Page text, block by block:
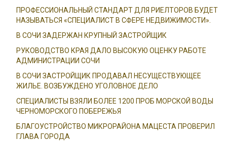
ПРОФЕССИОНАЛЬНЫЙ СТАНДАРТ ДЛЯ РИЕЛТОРОВ БУДЕТ
НАЗЫВАТЬСЯ «СПЕЦИАЛИСТ В СФЕРЕ НЕДВИЖИМОСТИ».
В СОЧИ ЗАДЕРЖАН КРУПНЫЙ ЗАСТРОЙЩИК
РУКОВОДСТВО КРАЯ ДАЛО ВЫСОКУЮ ОЦЕНКУ РАБОТЕ
АДМИНИСТРАЦИИ СОЧИ
В СОЧИ ЗАСТРОЙЩИК ПРОДАВАЛ НЕСУЩЕСТВУЮЩЕЕ
ЖИЛЬЕ. ВОЗБУЖДЕНО УГОЛОВНОЕ ДЕЛО
СПЕЦИАЛИСТЫ ВЗЯЛИ БОЛЕЕ 1200 ПРОБ МОРСКОЙ ВОДЫ
ЧЕРНОМОРСКОГО ПОБЕРЕЖЬЯ
БЛАГОУСТРОЙСТВО МИКРОРАЙОНА МАЦЕСТА ПРОВЕРИЛ
ГЛАВА ГОРОДА